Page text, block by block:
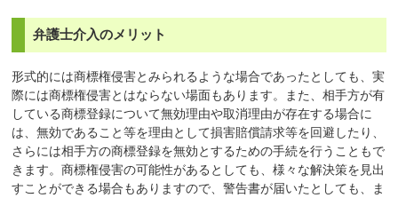
弁護士介入のメリット
形式的には商標権侵害とみられるような場合であったとしても、実
際には商標権侵害とはならない場面もあります。また、相手方が有
している商標登録について無効理由や取消理由が存在する場合に
は、無効であること等を理由として損害賠償請求等を回避したり、
さらには相手方の商標登録を無効とするための手続を行うこともで
きます。商標権侵害の可能性があるとしても、様々な解決策を見出
すことができる場合もありますので、警告書が届いたとしても、ま